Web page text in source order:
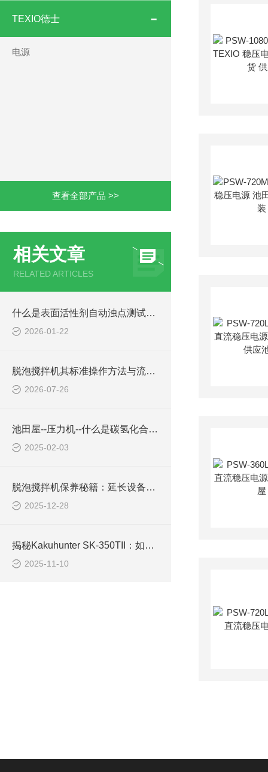
TEXIO德士
电源
查看全部产品 >>
相关文章
RELATED ARTICLES
什么是表面活性剂自动浊点测试仪？
2026-01-22
脱泡搅拌机其标准操作方法与流程如下
2026-07-26
池田屋--压力机--什么是碳氢化合物清洁剂？
2025-02-03
脱泡搅拌机保养秘籍：延长设备寿命的黄金法则
2025-12-28
揭秘Kakuhunter SK-350TII：如何用创新科技破解胶粘剂脱泡难题
2025-11-10